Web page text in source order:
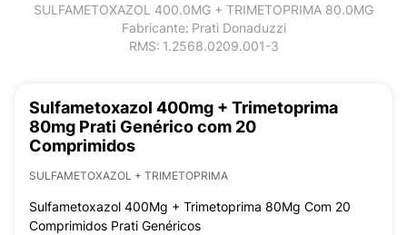
SULFAMETOXAZOL 400.0MG + TRIMETOPRIMA 80.0MG
Fabricante: Prati Donaduzzi
RMS: 1.2568.0209.001-3
Sulfametoxazol 400mg + Trimetoprima
80mg Prati Genérico com 20
Comprimidos
SULFAMETOXAZOL + TRIMETOPRIMA
Sulfametoxazol 400Mg + Trimetoprima 80Mg Com 20
Comprimidos Prati Genéricos